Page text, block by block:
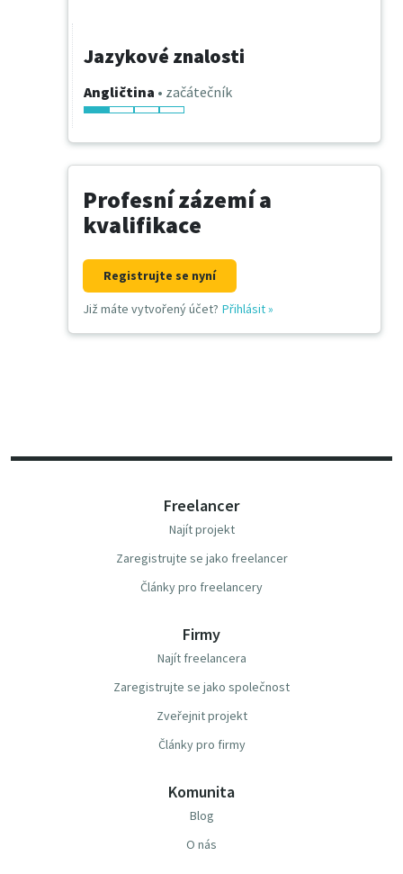
Jazykové znalosti
Angličtina • začátečník
Profesní zázemí a
kvalifikace
Registrujte se nyní
Již máte vytvořený účet? Přihlásit»
Freelancer
Najít projekt
Zaregistrujte se jako freelancer
Články pro freelancery
Firmy
Najít freelancera
Zaregistrujte se jako společnost
Zveřejnit projekt
Články pro firmy
Komunita
Blog
O nás